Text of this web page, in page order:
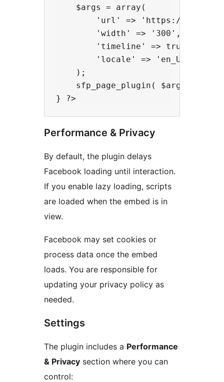
    $args = array(
'url' => 'https://
        'width' => '300',
        'timeline' => true,
        'locale' => 'en_US'
    );
    sfp_page_plugin( $args );
Performance & Privacy
By default, the plugin delays
Facebook loading until interaction.
If you enable lazy loading, scripts
are loaded when the embed is in
view.
Facebook may set cookies or
process data once the embed
loads. You are responsible for
updating your privacy policy as
needed.
Settings
The plugin includes a Performance
& Privacy section where you can
control: